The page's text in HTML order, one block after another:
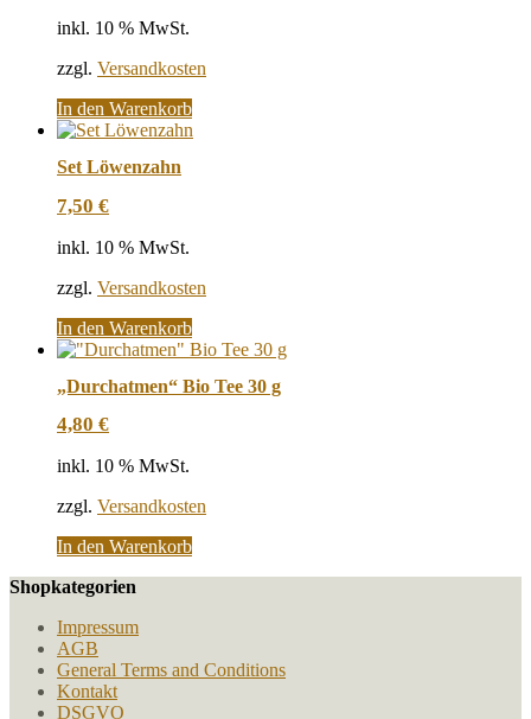
inkl. 10 % MwSt.
zzgl. Versandkosten
In den Warenkorb
Set Löwenzahn
7,50 €
inkl. 10 % MwSt.
zzgl. Versandkosten
In den Warenkorb
„Durchatmen“ Bio Tee 30 g
4,80 €
inkl. 10 % MwSt.
zzgl. Versandkosten
In den Warenkorb
Shopkategorien
Impressum
AGB
General Terms and Conditions
Kontakt
DSGVO